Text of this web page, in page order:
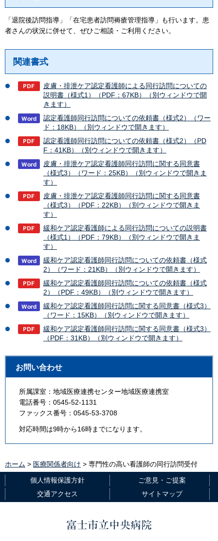
「退院後訪問指導」「在宅患者訪問褥瘡管理指導」も行います。患
者さんの状況に併せて、ぜひご相談・ご利用ください。
関連書式
皮膚・排泄ケア認定看護師による同行訪問についての
説明書（様式1）（PDF：67KB）（別ウィンドウで開
きます）
認定看護師同行訪問についての依頼書（様式2）（ワー
ド：18KB）（別ウィンドウで開きます）
認定看護師同行訪問についての依頼書（様式2）（PD
F：41KB）（別ウィンドウで開きます）
皮膚・排泄ケア認定看護師同行訪問に関する同意書
（様式3）（ワード：25KB）（別ウィンドウで開きま
す）
皮膚・排泄ケア認定看護師同行訪問に関する同意書
（様式3）（PDF：22KB）（別ウィンドウで開きま
す）
緩和ケア認定看護師による同行訪問についての説明書
（様式1）（PDF：79KB）（別ウィンドウで開きま
す）
緩和ケア認定看護師同行訪問についての依頼書（様式
2）（ワード：21KB）（別ウィンドウで開きます）
緩和ケア認定看護師同行訪問についての依頼書（様式
2）（PDF：49KB）（別ウィンドウで開きます）
緩和ケア認定看護師同行訪問に関する同意書（様式3）
（ワード：15KB）（別ウィンドウで開きます）
緩和ケア認定看護師同行訪問に関する同意書（様式3）
（PDF：31KB）（別ウィンドウで開きます）
お問い合わせ
所属課室：地域医療連携センター地域医療連携室
電話番号：0545-52-1131
ファックス番号：0545-53-3708
対応時間は9時から16時までになります。
ホーム > 医療関係者向け > 専門性の高い看護師の同行訪問受付
個人情報保護方針
ご意見・ご提案
交通アクセス
サイトマップ
富士市立中央病院